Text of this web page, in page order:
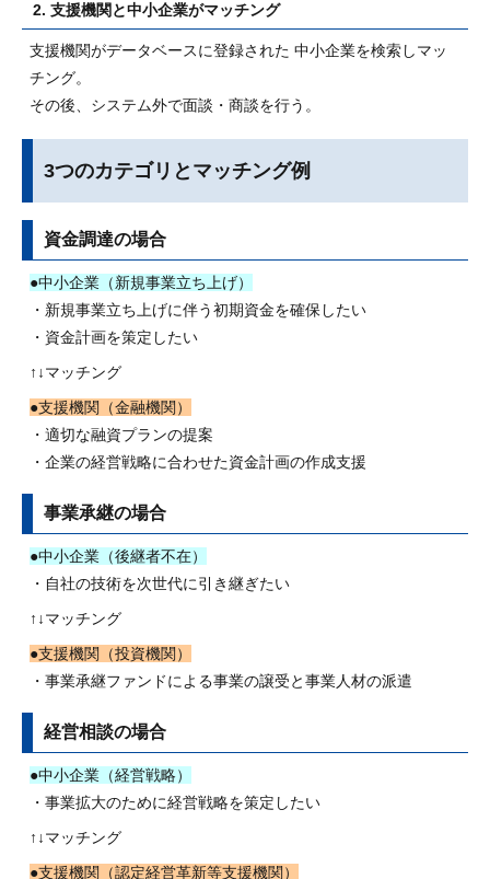
2. 支援機関と中小企業がマッチング
支援機関がデータベースに登録された 中小企業を検索しマッ
チング。
その後、システム外で面談・商談を行う。
3つのカテゴリとマッチング例
資金調達の場合
●中小企業（新規事業立ち上げ）
・新規事業立ち上げに伴う初期資金を確保したい
・資金計画を策定したい
↑↓マッチング
●支援機関（金融機関）
・適切な融資プランの提案
・企業の経営戦略に合わせた資金計画の作成支援
事業承継の場合
●中小企業（後継者不在）
・自社の技術を次世代に引き継ぎたい
↑↓マッチング
●支援機関（投資機関）
・事業承継ファンドによる事業の譲受と事業人材の派遣
経営相談の場合
●中小企業（経営戦略）
・事業拡大のために経営戦略を策定したい
↑↓マッチング
●支援機関（認定経営革新等支援機関）